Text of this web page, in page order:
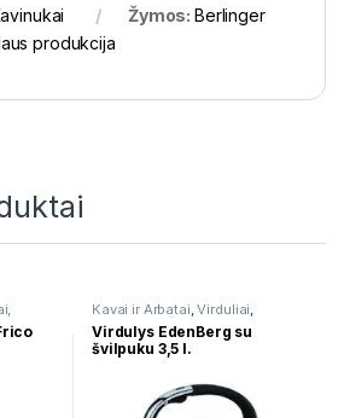
Žymos: Berlinger
produkcija
Kavai ir Arbatai,Virduliai,
Virduliai su švilpuku
Virdulys EdenBerg su
švilpuku 3,5 l.